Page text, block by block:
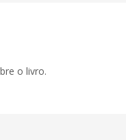
o livro.